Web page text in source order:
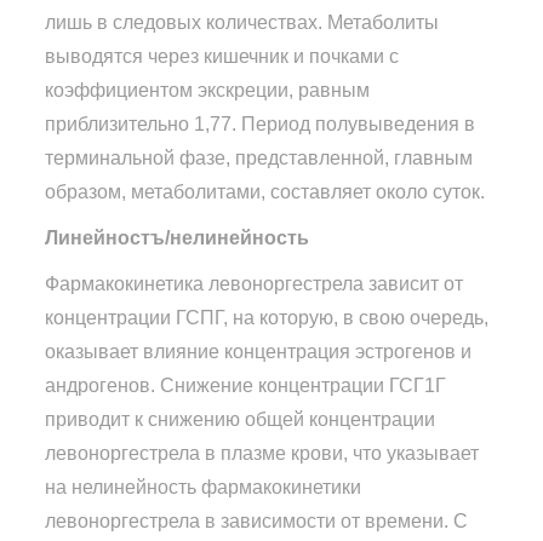
лишь в следовых количествах. Метаболиты
выводятся через кишечник и почками с
коэффициентом экскреции, равным
приблизительно 1,77. Период полувыведения в
терминальной фазе, представленной, главным
образом, метаболитами, составляет около суток.
Линейностъ/нелинейность
Фармакокинетика левоноргестрела зависит от
концентрации ГСПГ, на которую, в свою очередь,
оказывает влияние концентрация эстрогенов и
андрогенов. Снижение концентрации ГСГ1Г
приводит к снижению общей концентрации
левоноргестрела в плазме крови, что указывает
на нелинейность фармакокинетики
левоноргестрела в зависимости от времени. С